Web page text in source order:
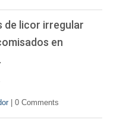
de licor irregular
en
0 Comments